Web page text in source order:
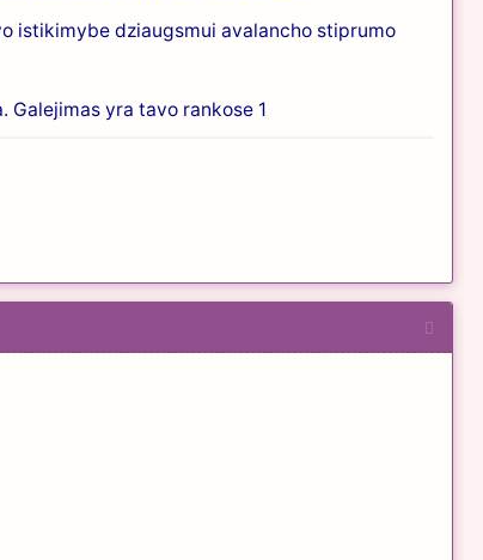
istikimybe dziaugsmui avalancho stiprumo
yra tavo rankose 1